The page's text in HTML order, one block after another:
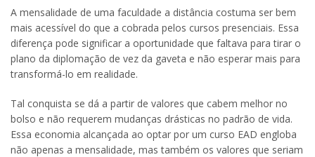
A mensalidade de uma faculdade a distância costuma ser bem
mais acessível do que a cobrada pelos cursos presenciais. Essa
diferença pode significar a oportunidade que faltava para tirar o
plano da diplomação de vez da gaveta e não esperar mais para
transformá-lo em realidade.
Tal conquista se dá a partir de valores que cabem melhor no
bolso e não requerem mudanças drásticas no padrão de vida.
Essa economia alcançada ao optar por um curso EAD engloba
não apenas a mensalidade, mas também os valores que seriam